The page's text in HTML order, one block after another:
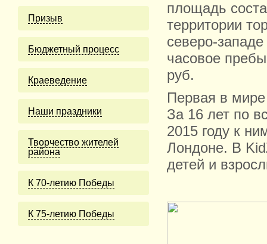
Призыв
Бюджетный процесс
Краеведение
Наши праздники
Творчество жителей
района
К 70-летию Победы
К 75-летию Победы
площадь
территории
северо-
часовое
руб.
Первая в мире
За 16 лет по
2015 году к
Лондоне. В
детей и